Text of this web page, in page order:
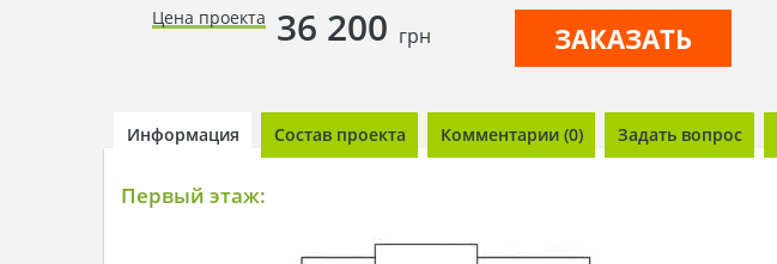
Цена проекта 36 200 грн ЗАКАЗАТЬ
Информация Состав проекта Комментарии (0) Задать вопрос
Первый этаж: